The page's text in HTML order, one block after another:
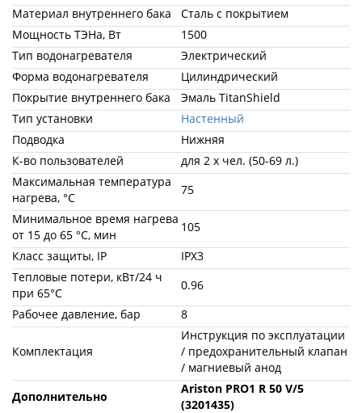
Материал внутреннего бака
Сталь с покрытием
Мощность ТЭНа, Вт
1500
Тип водонагревателя
Электрический
Форма водонагревателя
Цилиндрический
Покрытие внутреннего бака
Эмаль TitanShield
Тип установки
Настенный
Подводка
Нижняя
К-во пользователей
для 2 х чел. (50-69 л.)
Максимальная температура
нагрева, °С
75
Минимальное время нагрева
от 15 до 65 °С, мин
105
Класс защиты, IP
IPX3
Тепловые потери, кВт/24 ч
при 65°C
0.96
Рабочее давление, бар
8
Комплектация
Инструкция по эксплуатации
/ предохранительный клапан
/ магниевый анод
Дополнительно
Ariston PRO1 R 50 V/5
(3201435)